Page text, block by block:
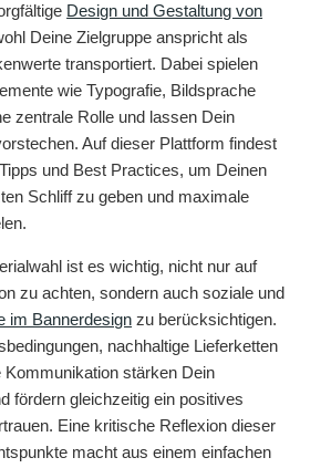
Design und Gestaltung von
Deine Zielgruppe anspricht als
transportiert. Dabei spielen
wie Typografie, Bildsprache
zentrale Rolle und lassen Dein
Auf dieser Plattform findest
und Best Practices, um Deinen
Schliff zu geben und maximale
ist es wichtig, nicht nur auf
zu achten, sondern auch soziale und
im Bannerdesign zu berücksichtigen.
nachhaltige Lieferketten
Kommunikation stärken Dein
fördern gleichzeitig ein positives
Eine kritische Reflexion dieser
macht aus einem einfachen